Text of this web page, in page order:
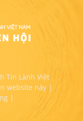
Tin Lành Việt
website này |
|